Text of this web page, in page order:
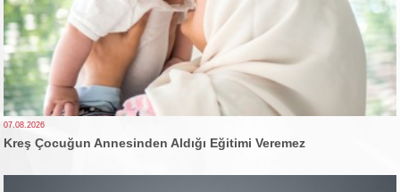
07.08.2026
Kreş Çocuğun Annesinden Aldığı Eğitimi Veremez